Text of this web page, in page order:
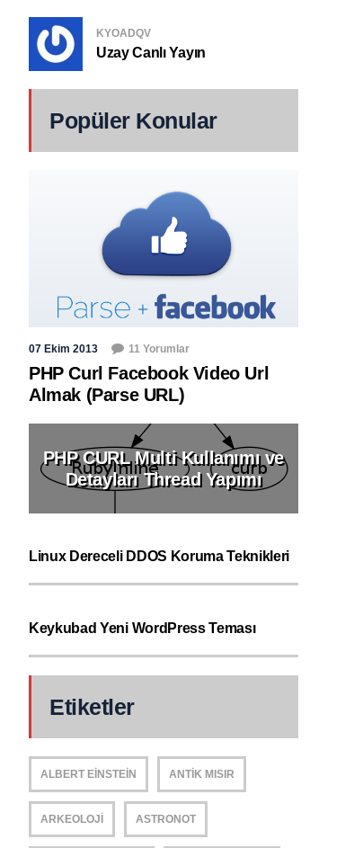
KYOADQV
Uzay Canlı Yayın
Popüler Konular
07 Ekim 2013 11 Yorumlar
PHP Curl Facebook Video Url
Almak (Parse URL)
PHP CURL Multi Kullanımı ve
Detayları Thread Yapımı
Linux Dereceli DDOS Koruma Teknikleri
Keykubad Yeni WordPress Teması
Etiketler
ALBERT EINSTEIN ANTIK MISIR
ARKEOLOJI ASTRONOT